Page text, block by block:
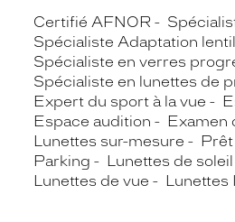
Certifié AFNOR
Spécialiste Adaptation
Spécialiste en verres
Spécialiste en lunettes de
Expert du sport à la vue
Espace audition
Examen
Lunettes sur-mesure
Parking
Lunettes de soleil
Lunettes de vue
Lunettes